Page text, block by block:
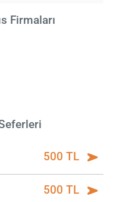
Firmaları
500 TL
500 TL